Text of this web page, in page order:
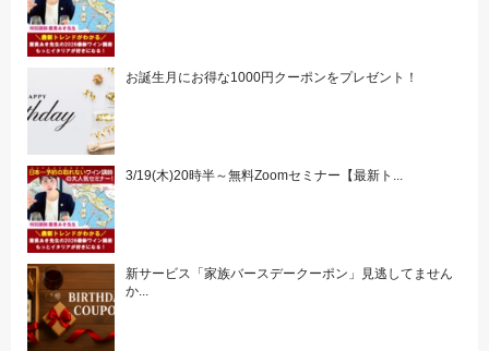
お誕生月にお得な1000円クーポンをプレゼント！
3/19(木)20時半～無料Zoomセミナー【最新ト...
新サービス「家族バースデークーポン」見逃してません
か...